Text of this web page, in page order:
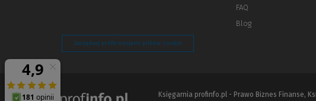
FAQ
Blog
Zarządzaj preferencjami plików cookie
Księgarnia profinfo.pl - Prawo Biznes Finanse,